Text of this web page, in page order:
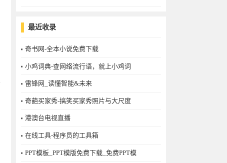
最近收录
奇书网-全本小说免费下载
小鸡词典-查网络流行语，就上小鸡词
雷锋网_读懂智能&未来
奇葩买家秀-搞笑买家秀照片与大尺度
港澳台电视直播
在线工具-程序员的工具箱
PPT模板_PPT模版免费下载_免费PPT模